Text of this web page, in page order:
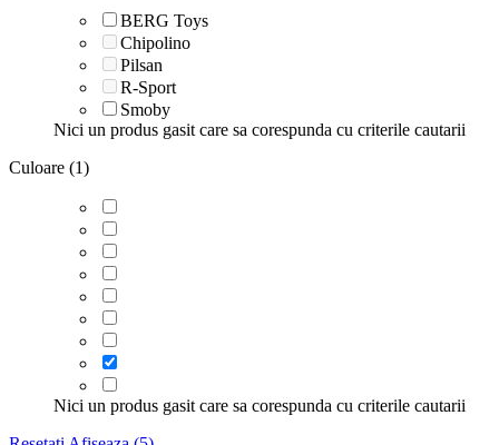
BERG Toys
Chipolino
Pilsan
R-Sport
Smoby
Nici un produs gasit care sa corespunda cu criterile cautarii
Culoare (1)
Nici un produs gasit care sa corespunda cu criterile cautarii